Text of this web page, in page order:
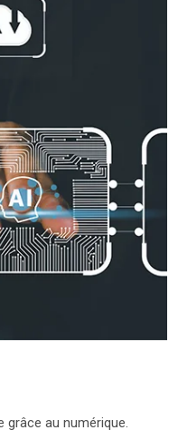
grâce au numérique.